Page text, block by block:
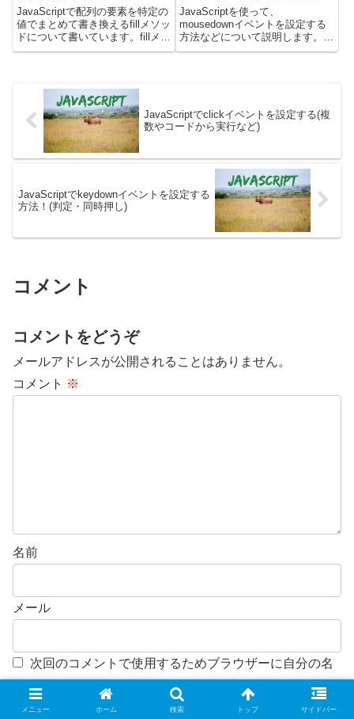
JavaScriptで配列の要素を特定の
値でまとめて書き換えるfillメソッ
ドについて書いています。fillメソ
ッドを使うと、配列の一部または
要素変更に便利です。実際に動く
サンプル...
JavaScriptを使って、
mousedownイベントを設定する
方法などについて説明します。実
際に動くサンプルを使いつつ、以
JavaScriptでclickイベントを設定する(複
数やコードから実行など)
JavaScriptでkeydownイベントを設定する
方法！(判定・同時押し)
コメント
コメントをどうぞ
メールアドレスが公開されることはありません。
コメント ※
名前
メール
次回のコメントで使用するためブラウザーに自分の名
前、メールアドレス、サイトを保存する。
新しいコメントをメールで通知
メニュー ホーム 検索 トップ サイドバー